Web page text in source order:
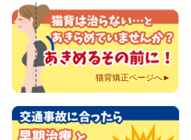
猫背矯正ページへ►